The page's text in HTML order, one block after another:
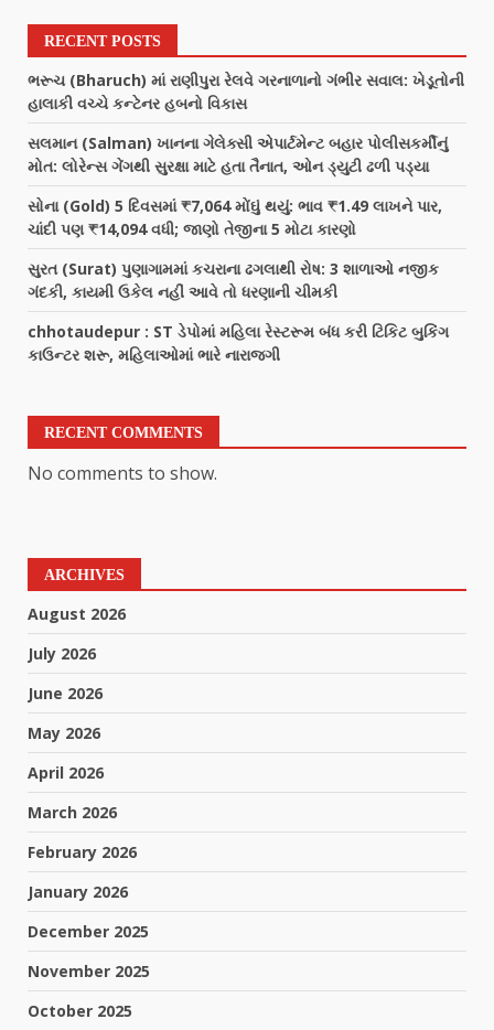
RECENT POSTS
ભરૂચ (Bharuch) માં રાણીપુરા રેલવે ગરનાળાનો ગંભીર સવાલ: ખેડૂતોની
હાલાકી વચ્ચે કન્ટેનર હબનો વિકાસ
સલમાન (Salman) ખાનના ગેલેક્સી એપાર્ટમેન્ટ બહાર પોલીસકર્મીનું
મોત: લોરેન્સ ગેંગથી સુરક્ષા માટે હતા તૈનાત, ઓન ડ્યુટી ઢળી પડ્યા
સોના (Gold) 5 દિવસમાં ₹7,064 મોંઘું થયું: ભાવ ₹1.49 લાખને પાર,
ચાંદી પણ ₹14,094 વધી; જાણો તેજીના 5 મોટા કારણો
સુરત (Surat) પુણાગામમાં કચરાના ઢગલાથી રોષ: 3 શાળાઓ નજીક
ગંદકી, કાયમી ઉકેલ નહીં આવે તો ધરણાની ચીમકી
chhotaudepur : ST ડેપોમાં મહિલા રેસ્ટરૂમ બંધ કરી ટિકિટ બુકિંગ
કાઉન્ટર શરૂ, મહિલાઓમાં ભારે નારાજગી
RECENT COMMENTS
No comments to show.
ARCHIVES
August 2026
July 2026
June 2026
May 2026
April 2026
March 2026
February 2026
January 2026
December 2025
November 2025
October 2025